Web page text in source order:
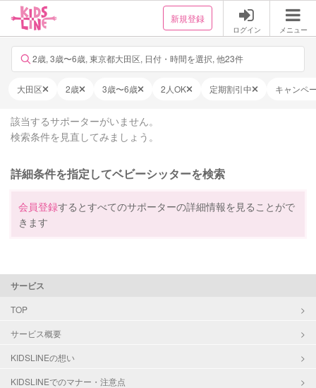
新規登録
ログイン メニュー
2歳, 3歳〜6歳, 東京都大田区, 日付・時間を選択, 他23件
大田区 2歳 3歳〜6歳 2人OK 定期割引中 キャンペ
該当するサポーターがいません。
検索条件を見直してみましょう。
詳細条件を指定してベビーシッターを検索
会員登録するとすべてのサポーターの詳細情報を見ることがで
きます
サービス
TOP
サービス概要
KIDSLINEの想い
KIDSLINEでのマナー・注意点